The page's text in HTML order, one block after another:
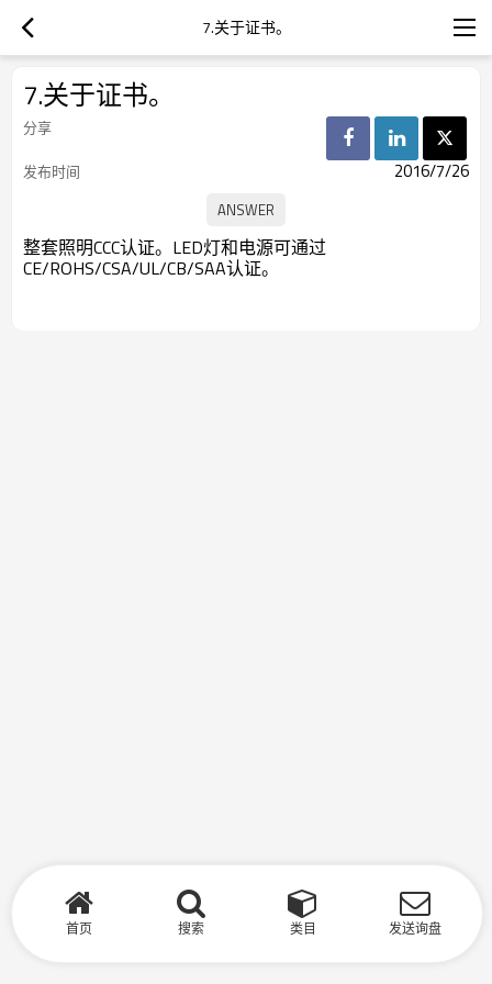
7.关于证书。
7.关于证书。
分享
发布时间
2016/7/26
整套照明CCC认证。LED灯和电源可通过
CE/ROHS/CSA/UL/CB/SAA认证。
首页 搜索 类目 发送询盘